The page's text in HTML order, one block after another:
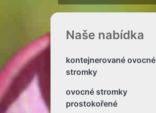
Naše nabídka
kontejnerované ovocné
stromky
ovocné stromky
prostokořené